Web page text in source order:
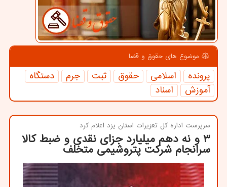
موضوع های حقوق و قضا
پرونده اسلامی حقوق ثبت جرم
دستگاه
آموزش
اسناد
سرپرست اداره كل تعزیرات استان یزد اعلام كرد
۳ و نه دهم میلیارد جزای نقدی و ضبط كالا
سرانجام شركت پتروشیمی متخلف